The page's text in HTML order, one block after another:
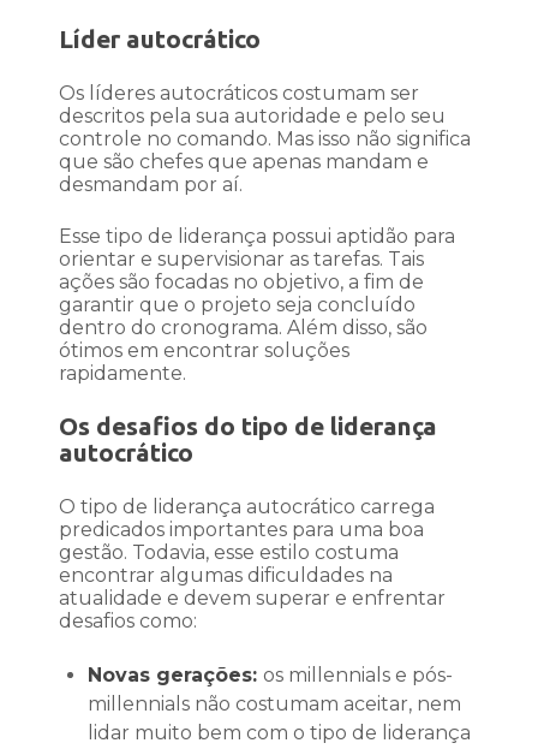
Líder autocrático
Os líderes autocráticos costumam ser
descritos pela sua autoridade e pelo seu
controle no comando. Mas isso não significa
que são chefes que apenas mandam e
desmandam por aí.
Esse tipo de liderança possui aptidão para
orientar e supervisionar as tarefas. Tais
ações são focadas no objetivo, a fim de
garantir que o projeto seja concluído
dentro do cronograma. Além disso, são
ótimos em encontrar soluções
rapidamente.
Os desafios do tipo de liderança
autocrático
O tipo de liderança autocrático carrega
predicados importantes para uma boa
gestão. Todavia, esse estilo costuma
encontrar algumas dificuldades na
atualidade e devem superar e enfrentar
desafios como:
Novas gerações: os millennials e pós-
millennials não costumam aceitar, nem
lidar muito bem com o tipo de liderança